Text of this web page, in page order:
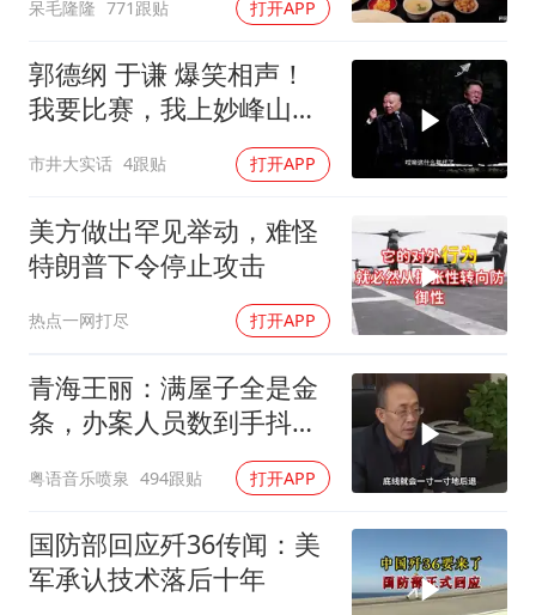
乐享全民健身 共筑健康中国
呆毛隆隆 771跟贴 打开APP
郭德纲 于谦 爆笑相声！
我要比赛，我上妙峰山干
嘛去？你去拜一拜冠军老
祖庙
市井大实话 4跟贴 打开APP
美方做出罕见举动，难怪
特朗普下令停止攻击
热点一网打尽 打开APP
青海王丽：满屋子全是金
条，办案人员数到手抖，
丈夫受不了提前离场
粤语音乐喷泉 494跟贴 打开APP
国防部回应歼36传闻：美
军承认技术落后十年